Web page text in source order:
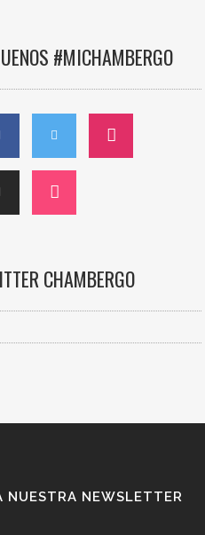
#MICHAMBERGO
CHAMBERGO
NUESTRA NEWSLETTER